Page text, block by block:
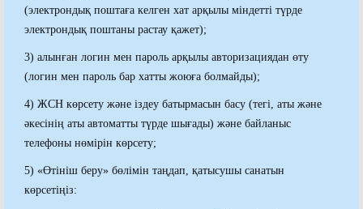
(электрондық поштаға келген хат арқылы міндетті түрде
электрондық поштаны растау қажет);
3) алынған логин мен пароль арқылы авторизациядан өту
(логин мен пароль бар хатты жоюға болмайды);
4) ЖСН көрсету және іздеу батырмасын басу (тегі, аты және
әкесінің аты автоматты түрде шығады) және байланыс
телефоны нөмірін көрсету;
5) «Өтініш беру» бөлімін таңдап, қатысушы санатын
көрсетіңіз: